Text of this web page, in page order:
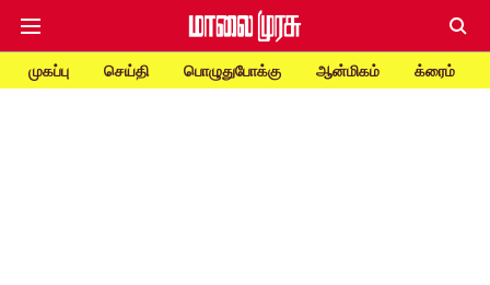
முகப்பு செய்தி பொழுதுபோக்கு ஆன்மிகம் க்ரைம்